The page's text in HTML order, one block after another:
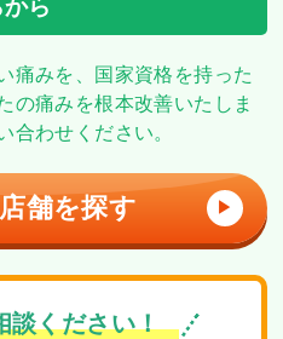
ら
痛みを、
国家資格を持った
の痛みを根本改善いたしま
合わせください。
舗を探す ▶
談ください！